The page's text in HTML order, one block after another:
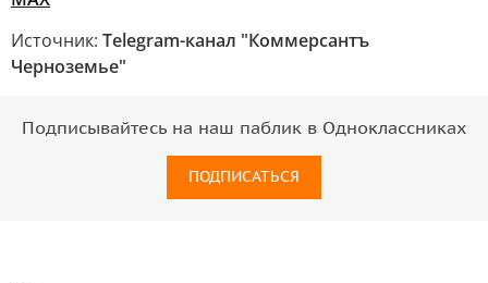
Источник: Telegram-канал "Коммерсантъ
Черноземье"
Подписывайтесь на наш паблик в Одноклассниках
ПОДПИСАТЬСЯ